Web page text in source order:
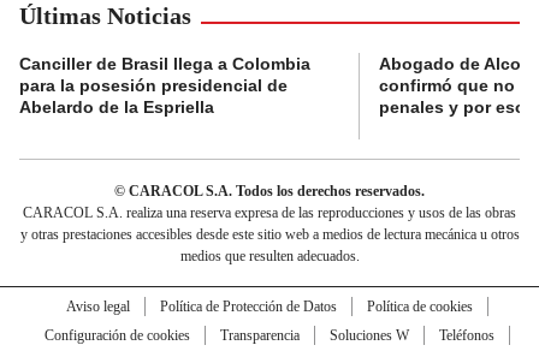
Últimas Noticias
Canciller de Brasil llega a Colombia
para la posesión presidencial de
Abelardo de la Espriella
Abogado de
confirmó que no
penales y por eso
© CARACOL S.A. Todos los derechos reservados.
CARACOL S.A. realiza una reserva expresa de las reproducciones y usos de las obras
y otras prestaciones accesibles desde este sitio web a medios de lectura mecánica u otros
medios que resulten adecuados.
Aviso legal Política de Protección de Datos
Política de cookies
Configuración de cookies
Transparencia Soluciones W
Teléfonos